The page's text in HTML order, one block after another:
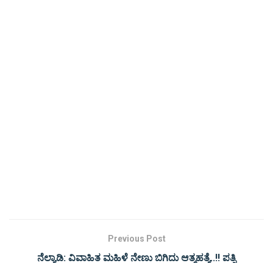
Previous Post
ನೆಲ್ಯಾಡಿ: ವಿವಾಹಿತ ಮಹಿಳೆ ನೇಣು ಬಿಗಿದು ಆತ್ಮಹತ್ಯೆ..!! ಪತ್ನಿ